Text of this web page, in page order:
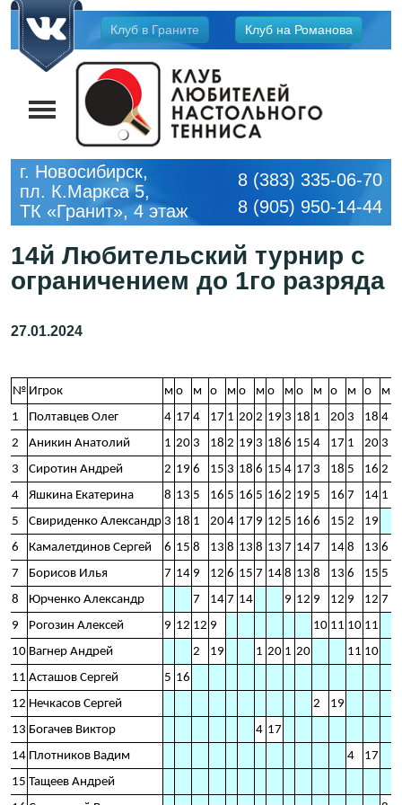
Jump
navigation
Клуб в Граните Клуб на Романова
г. Новосибирск,
пл. К.Маркса 5,
ТК «Гранит», 4 этаж
8 (383) 335-06-70
8 (905) 950-14-44
14й Любительский турнир с
ограничением до 1го разряда
№ Игрок м о м о м о м о м о м о м о м
1
Полтавцев Олег 4 17 4 17 1 20 2 19 3 18 1 20 3 18 4
2
Аникин Анатолий 1 20 3 18 2 19 3 18 6 15 4 17 1 20 3
3
Сиротин Андрей 2 19 6 15 3 18 6 15 4 17 3 18 5 16 2
4
Яшкина Екатерина 8 13 5 16 5 16 5 16 2 19 5 16 7 14 1
5
Свириденко Александр 3 18 1 20 4 17 9 12 5 16 6 15 2
19
6
Камалетдинов Сергей 6 15 8 13 8 13 8 13 7 14 7 14 8 13 6
7
Борисов Илья 7 14 9 12 6 15 7 14 8 13 8 13 6 15 5
8
Юрченко Александр 7 14 7 14 9 12 9 12 9 12 7
9
Рогозин Алексей 9 12 12 9 10 11 10 11
10 Вагнер Андрей 2 19 1 20 1 20 11 10
11 Асташов Сергей 5 16
12 Нечкасов Сергей 2
19
13 Богачев Виктор 4 17
14 Плотников Вадим 4
17
15 Тащеев Андрей